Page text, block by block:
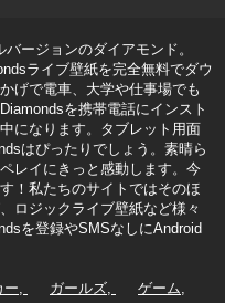
ージョンのダイアモンド。
ライブ壁紙を完全無料でダウ
げで電車、大学や仕事場でも
を携帯電話にインスト
になります。タブレット用面
はぴったりでしょう。素晴ら
レイにきっと感動します。今
！私たちのサイトではそのほ
ロジックライブ壁紙など様々
を登録やSMSなしにAndroid
ー ガールズ ゲーム